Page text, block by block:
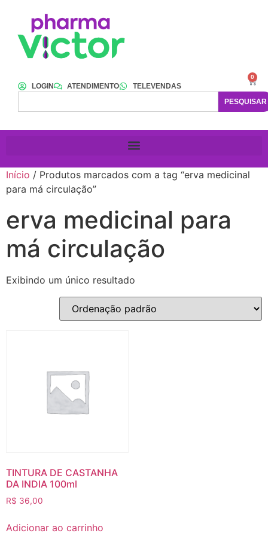
LOGIN ATENDIMENTO
TELEVENDAS
PESQUISAR
0
Início / Produtos marcados com a tag “erva medicinal
para má circulação”
erva medicinal para
má circulação
Exibindo um único resultado
TINTURA DE CASTANHA
DA INDIA 100ml
R$ 36,00
Adicionar ao carrinho